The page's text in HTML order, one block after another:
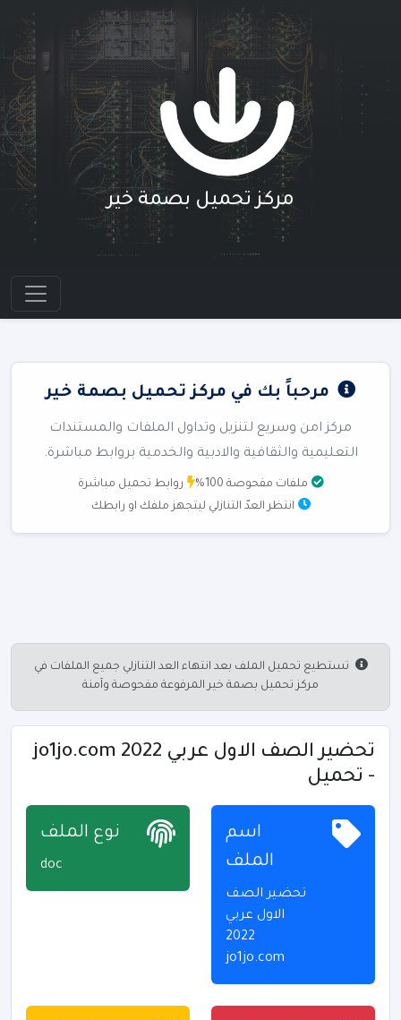
مركز تحميل بصمة خير
مرحباً بك في مركز تحميل بصمة خير
مركز امن وسريع لتنزيل وتداول الملفات والمستندات
التعليمية والثقافية والادبية والخدمية بروابط مباشرة.
ملفات مفحوصة 100%
روابط تحميل مباشرة
انتظر العدّ التنازلي ليتجهز ملفك او رابطك
تستطيع تحميل الملف بعد انتهاء العد التنازلي جميع الملفات في
مركز تحميل بصمة خير المرفوعة مفحوصة وآمنة
تحضير الصف الاول عربي 2022 jo1jo.com
- تحميل
اسم
الملف
تحضير الصف
الاول عربي
2022
jo1jo.com
نوع الملف
doc